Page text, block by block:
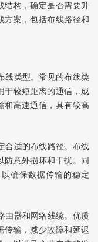
结构，确定是否需要升
方案，包括布线路径和
线类型。常见的布线类
于较短距离的通信，成
和高速通信，具有较高
合适的布线路径。布线
防意外损坏和干扰。同
确保数据传输的稳定
由器和网络线缆。优质
传输，减少故障和延迟